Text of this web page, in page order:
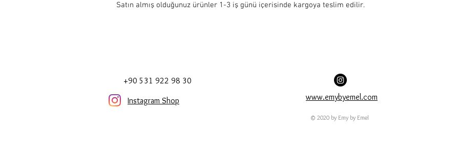
Satın almış olduğunuz ürünler 1-3 iş günü içerisinde kargoya teslim edilir.
+90 531 922 98 30
Instagram Shop www.emybyemel.com
© 2020 by Emy by Emel